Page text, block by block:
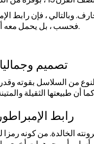
وبالتالي ، فإن رابط
فحسب ، بل يحمل معه أيضا تاريخا غنيا وأهمية ثقافية.
تصميم
من السلاسل بقوته
رابط
الخالدة. من كونه رمزا